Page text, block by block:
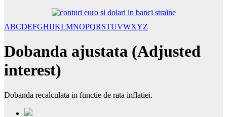
ABCDEFGHIJKLMNOPQRSTUVWXYZ
Dobanda ajustata (Adjusted
interest)
Dobanda recalculata in functie de rata inflatiei.